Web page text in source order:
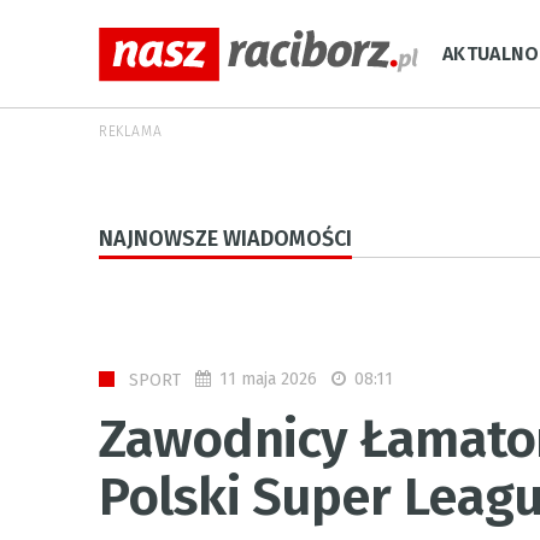
REKLAMA
NAJNOWSZE WIADOMOŚCI
SPORT 11 maja 2026 08:11
Zawodnicy
Polski Super